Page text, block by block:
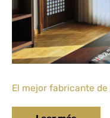
El mejor fabricante